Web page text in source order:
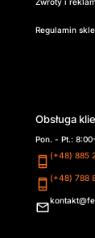
Regulamin
Obsługa
Pon. - Pt.:
(+48) 885
(+48) 788